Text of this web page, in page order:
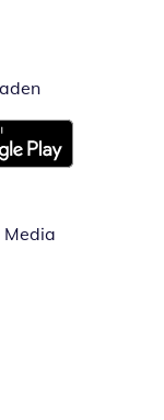
Öffnet in
Fenster
Media
Fenster
neuem Fenster